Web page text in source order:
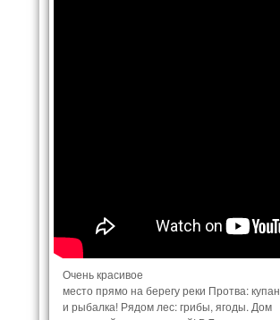
Очень красивое
место прямо на берегу реки Протва:
и рыбалка! Рядом лес: грибы, ягоды. Дом